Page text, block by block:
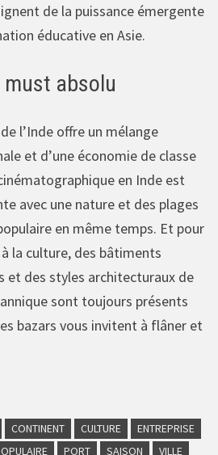
de la puissance émergente
éducative en Asie.
absolu
l’Inde offre un mélange
et d’une économie de classe
en Inde est
avec une nature et des plages
en même temps. Et pour
la culture, des bâtiments
et des styles architecturaux de
sont toujours présents
bazars vous invitent à flâner et
CONTINENT CULTURE
ENTREPRISE
PORT SAISON VILLE